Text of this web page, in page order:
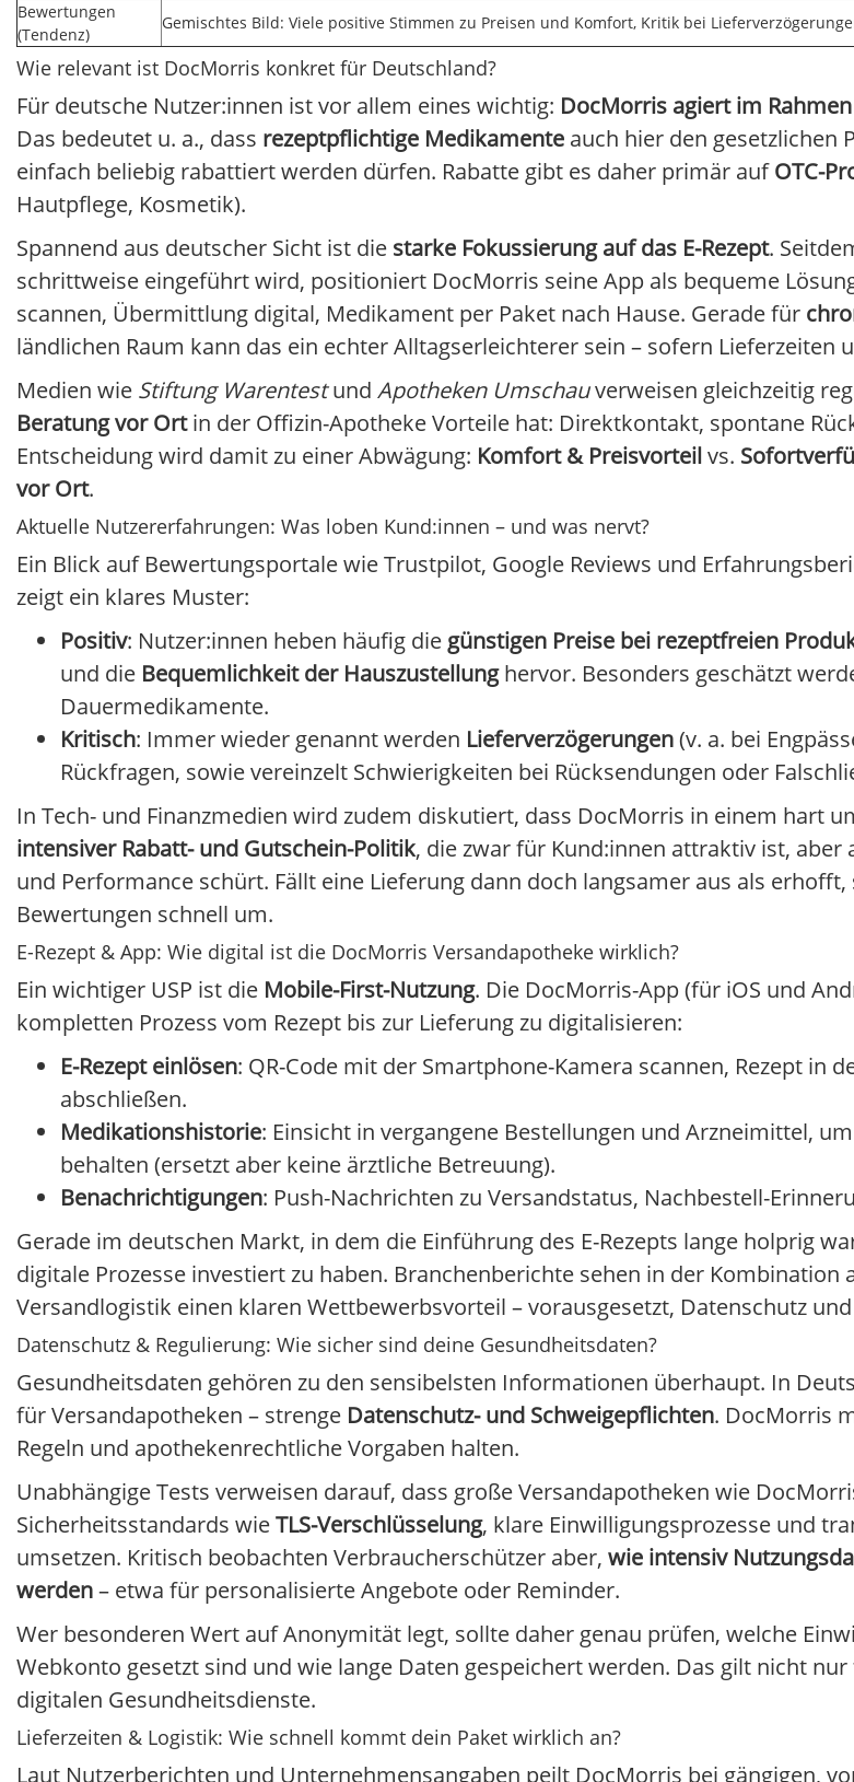
Bewertungen
(Tendenz)
Gemischtes Bild: Viele positive Stimmen zu Preisen und Komfort, Kritik bei
Wie relevant ist DocMorris konkret für Deutschland?
Für deutsche Nutzer:innen ist vor allem eines wichtig: DocMorris agiert im
Das bedeutet u. a., dass rezeptpflichtige Medikamente auch hier den gesetzlichen
einfach beliebig rabattiert werden dürfen. Rabatte gibt es daher primär aufOTC-
Hautpflege, Kosmetik).
Spannend aus deutscher Sicht ist die starke Fokussierung auf das E-Rezept.
schrittweise eingeführt wird, positioniert DocMorris seine App als bequeme
scannen, Übermittlung digital, Medikament per Paket nach Hause. Gerade für
ländlichen Raum kann das ein echter Alltagserleichterer sein – sofern Lieferzeiten
Medien wie Stiftung Warentestund Apotheken Umschauverweisen gleichzeitig
Beratung vor Ortin der Offizin-Apotheke Vorteile hat: Direktkontakt, spontane
Entscheidung wird damit zu einer Abwägung: Komfort & Preisvorteilvs.
vor Ort.
Aktuelle Nutzererfahrungen: Was loben Kund:innen – und was nervt?
Ein Blick auf Bewertungsportale wie Trustpilot, Google Reviews und
zeigt ein klares Muster:
Positiv: Nutzer:innen heben häufig diegünstigen Preise bei rezeptfreien
und die Bequemlichkeit der Hauszustellunghervor. Besonders geschätzt
Dauermedikamente.
Kritisch: Immer wieder genannt werden Lieferverzögerungen(v. a. bei
Rückfragen, sowie vereinzelt Schwierigkeiten bei Rücksendungen oder
In Tech- und Finanzmedien wird zudem diskutiert, dass DocMorris in einem hart
intensiver Rabatt- und Gutschein-Politik, die zwar für Kund:innen attraktiv ist, aber
und Performance schürt. Fällt eine Lieferung dann doch langsamer aus als
Bewertungen schnell um.
E-Rezept & App: Wie digital ist die DocMorris Versandapotheke wirklich?
Ein wichtiger USP ist die Mobile-First-Nutzung. Die DocMorris-App (für iOS und
kompletten Prozess vom Rezept bis zur Lieferung zu digitalisieren:
E-Rezept einlösen: QR-Code mit der Smartphone-Kamera scannen, Rezept in
abschließen.
Medikationshistorie: Einsicht in vergangene Bestellungen und Arzneimittel,
behalten (ersetzt aber keine ärztliche Betreuung).
Benachrichtigungen: Push-Nachrichten zu Versandstatus, Nachbestell-
Gerade im deutschen Markt, in dem die Einführung des E-Rezepts lange holprig
digitale Prozesse investiert zu haben. Branchenberichte sehen in der Kombination
Versandlogistik einen klaren Wettbewerbsvorteil – vorausgesetzt, Datenschutz
Datenschutz & Regulierung: Wie sicher sind deine Gesundheitsdaten?
Gesundheitsdaten gehören zu den sensibelsten Informationen überhaupt. In
für Versandapotheken – strenge Datenschutz- und Schweigepflichten. DocMorris
Regeln und apothekenrechtliche Vorgaben halten.
Unabhängige Tests verweisen darauf, dass große Versandapotheken wie
Sicherheitsstandards wieTLS-Verschlüsselung, klare Einwilligungsprozesse und
umsetzen. Kritisch beobachten Verbraucherschützer aber, wie intensiv
werden– etwa für personalisierte Angebote oder Reminder.
Wer besonderen Wert auf Anonymität legt, sollte daher genau prüfen, welche
Webkonto gesetzt sind und wie lange Daten gespeichert werden. Das gilt nicht
digitalen Gesundheitsdienste.
Lieferzeiten & Logistik: Wie schnell kommt dein Paket wirklich an?
Laut Nutzerberichten und Unternehmensangaben peilt DocMorris bei gängigen,